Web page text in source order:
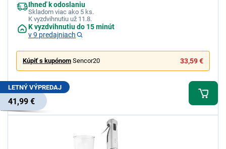
Ihneď k odoslaniu
Skladom viac ako 5 ks.
K vyzdvihnutiu už 11.8.
K vyzdvihnutiu do 15 minút
v 9 predajniach
Kúpiť s kupónom Sencor20 33,59 €
LETNÝ VÝPREDAJ
41,99 €